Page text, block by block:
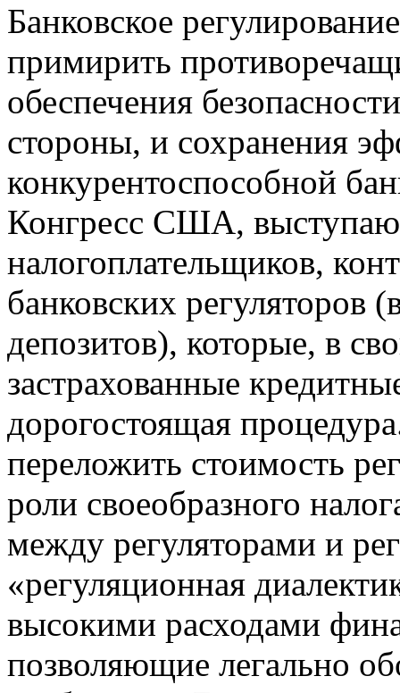
Банковское
примирить
обеспечения
стороны, и сохранения
конкурентоспособной
Конгресс США,
налогоплательщиков,
банковских регуляторов
депозитов), которые, в
застрахованные
дорогостоящая
переложить стоимость
роли своеобразного
между регуляторами и
«регуляционная
высокими расходами
позволяющие легально